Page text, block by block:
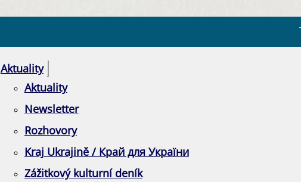
Aktuality
Aktuality
Newsletter
Rozhovory
Kraj Ukrajině / Край для України
Zážitkový kulturní deník